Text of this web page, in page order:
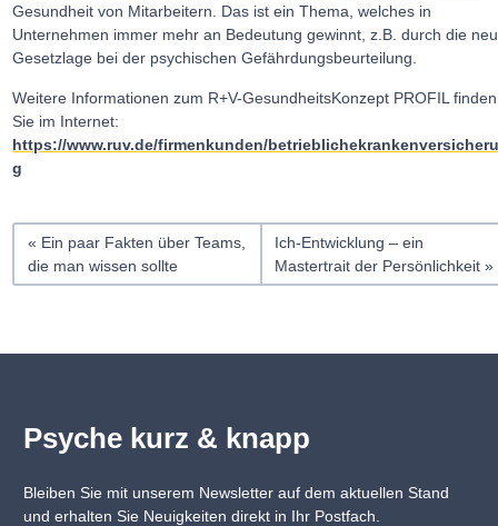
Gesundheit von Mitarbeitern. Das ist ein Thema, welches in
Unternehmen immer mehr an Bedeutung gewinnt, z.B. durch die
Gesetzlage bei der psychischen Gefährdungsbeurteilung.
Weitere Informationen zum R+V-GesundheitsKonzept PROFIL finden
Sie im Internet:
https://www.ruv.de/firmenkunden/
g
Ein paar Fakten über Teams,
die man wissen sollte
Ich-Entwicklung – ein
Mastertrait der Persönlichkeit
Psyche kurz & knapp
Bleiben Sie mit unserem Newsletter auf dem aktuellen Stand
und erhalten Sie Neuigkeiten direkt in Ihr Postfach.